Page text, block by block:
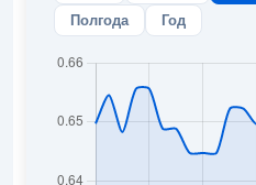
Полгода
Год